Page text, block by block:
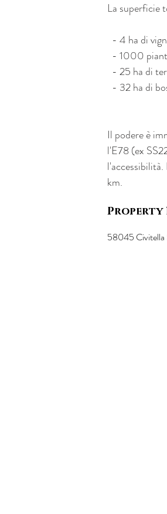
La superficie
- 4 ha di
- 1000
- 25 ha di
- 32 ha di
Il podere è
l'E78 (ex
km.
Property
58045 Civitella